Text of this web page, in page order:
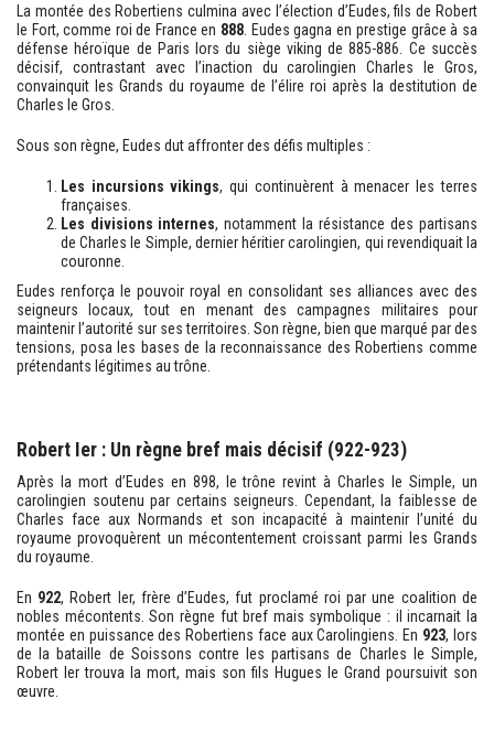
La montée des Robertiens culmina avec l’élection d’Eudes, fils de Robert
le Fort, comme roi de France en 888 . Eudes gagna en prestige grâce à sa
défense héroïque de Paris lors du siège viking de 885-886. Ce succès
décisif, contrastant avec l’inaction du carolingien Charles le Gros,
convainquit les Grands du royaume de l’élire roi après la destitution de
Charles le Gros.
Sous son règne, Eudes dut affronter des défis multiples :
Les incursions vikings, qui continuèrent à menacer les terres
françaises.
Les divisions internes, notamment la résistance des partisans
de Charles le Simple, dernier héritier carolingien, qui revendiquait la
couronne.
Eudes renforça le pouvoir royal en consolidant ses alliances avec des
seigneurs locaux, tout en menant des campagnes militaires pour
maintenir l’autorité sur ses territoires. Son règne, bien que marqué par des
tensions, posa les bases de la reconnaissance des Robertiens comme
prétendants légitimes au trône.
Robert Ier : Un règne bref mais décisif (922-923)
Après la mort d’Eudes en 898, le trône revint à Charles le Simple, un
carolingien soutenu par certains seigneurs. Cependant, la faiblesse de
Charles face aux Normands et son incapacité à maintenir l’unité du
royaume provoquèrent un mécontentement croissant parmi les Grands
du royaume.
En 922, Robert Ier, frère d’Eudes, fut proclamé roi par une coalition de
nobles mécontents. Son règne fut bref mais symbolique : il incarnait la
montée en puissance des Robertiens face aux Carolingiens. En 923, lors
de la bataille de Soissons contre les partisans de Charles le Simple,
Robert Ier trouva la mort, mais son fils Hugues le Grand poursuivit son
œuvre.